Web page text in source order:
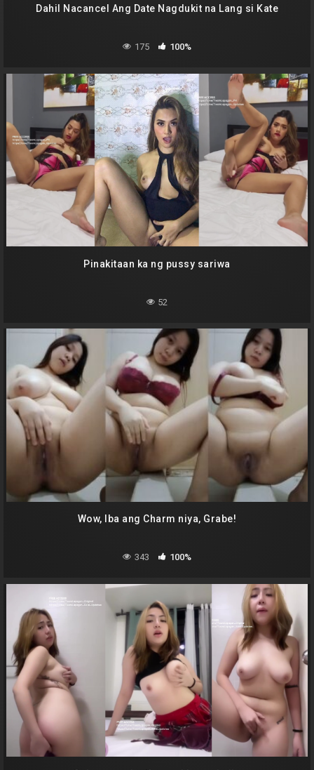
Dahil Nacancel Ang Date Nagdukit na Lang si Kate
175 100%
Pinakitaan ka ng pussy sariwa
52
Wow, Iba ang Charm niya, Grabe!
343 100%